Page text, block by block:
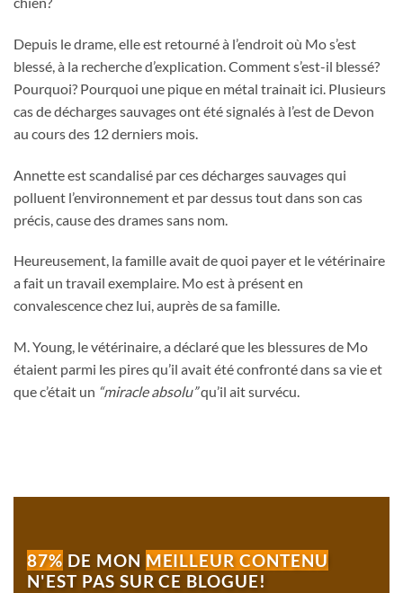
Depuis le drame, elle est retourné à l’endroit où Mo s’est
blessé, à la recherche d’explication. Comment s’est-il blessé?
Pourquoi? Pourquoi une pique en métal trainait ici. Plusieurs
cas de décharges sauvages ont été signalés à l’est de Devon
au cours des 12 derniers mois.
Annette est scandalisé par ces décharges sauvages qui
polluent l’environnement et par dessus tout dans son cas
précis, cause des drames sans nom.
Heureusement, la famille avait de quoi payer et le vétérinaire
a fait un travail exemplaire. Mo est à présent en
convalescence chez lui, auprès de sa famille.
M. Young, le vétérinaire, a déclaré que les blessures de Mo
étaient parmi les pires qu’il avait été confronté dans sa vie et
que c’était un “miracle absolu”qu’il ait survécu.
87%DE MON MEILLEUR CONTENU
N'EST PAS SUR CE BLOGUE!